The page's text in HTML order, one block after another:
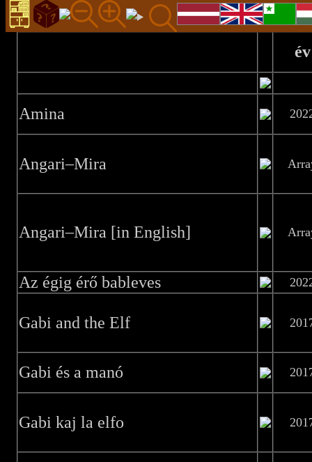
év
Amina
Angari–Mira
Angari–Mira [in English]
Az égig érő bableves
Gabi and the Elf
Gabi és a manó
Gabi kaj la elfo